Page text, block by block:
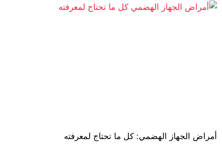
أمراض الجهاز الهضمي: كل ما تحتاج لمعرفته